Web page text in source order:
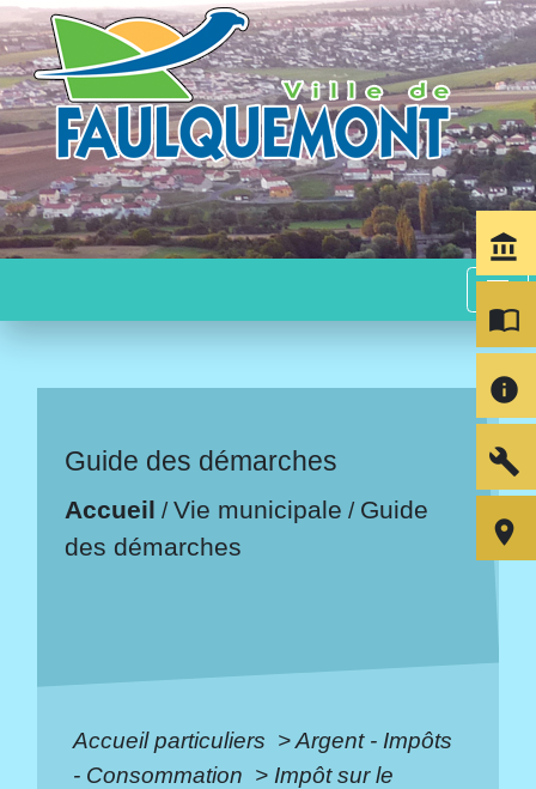
menu
Guide des démarches
Accueil /Vie municipale / Guide
des démarches
Accueil particuliers >Argent - Impôts
- Consommation > Impôt sur le
account_balance
import_contacts
info
build
room